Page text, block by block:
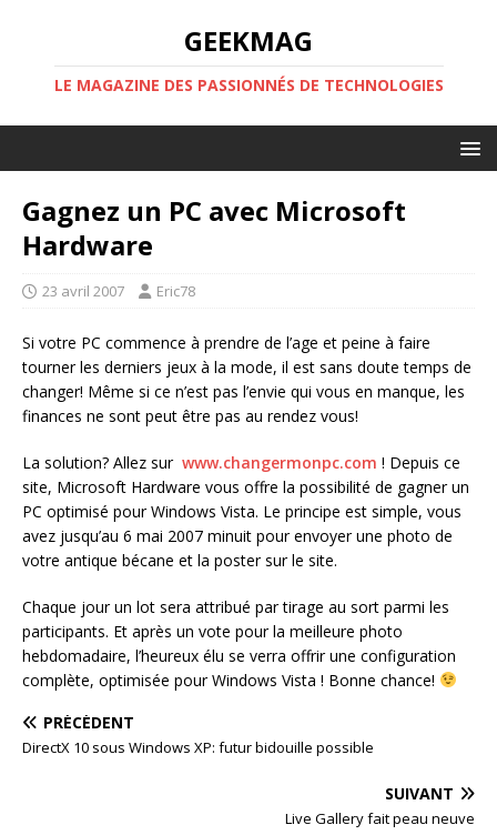
GEEKMAG
LE MAGAZINE DES PASSIONNÉS DE TECHNOLOGIES
Gagnez un PC avec Microsoft
Hardware
23 avril 2007 Eric78
Si votre PC commence à prendre de l’age et peine à faire
tourner les derniers jeux à la mode, il est sans doute temps de
changer! Même si ce n’est pas l’envie qui vous en manque, les
finances ne sont peut être pas au rendez vous!
La solution? Allez sur www.changermonpc.com ! Depuis ce
site, Microsoft Hardware vous offre la possibilité de gagner un
PC optimisé pour Windows Vista. Le principe est simple, vous
avez jusqu’au 6 mai 2007 minuit pour envoyer une photo de
votre antique bécane et la poster sur le site.
Chaque jour un lot sera attribué par tirage au sort parmi les
participants. Et après un vote pour la meilleure photo
hebdomadaire, l’heureux élu se verra offrir une configuration
complète, optimisée pour Windows Vista ! Bonne chance!
PRÉCÉDENT
DirectX 10 sous Windows XP: futur bidouille possible
SUIVANT
Live Gallery fait peau neuve